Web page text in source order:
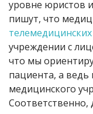
уровне юристов
пишут, что
учреждении с
что мы
пациента, а
медицинского